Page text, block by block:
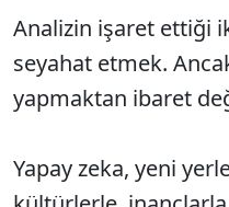
Analizin işaret ettiği
seyahat etmek.
yapmaktan ibaret
Yapay zeka, yeni